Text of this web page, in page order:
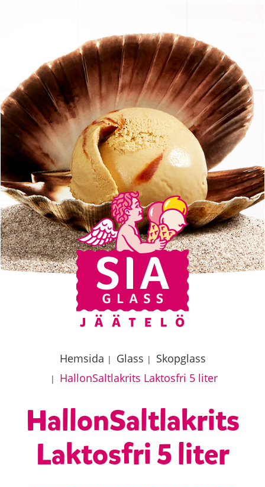
Hemsida | Glass | Skopglass
| HallonSaltlakrits Laktosfri 5 liter
HallonSaltlakrits
Laktosfri 5 liter